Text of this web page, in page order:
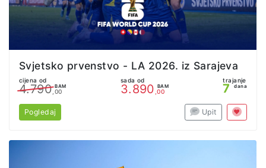
Svjetsko prvenstvo - LA 2026. iz Sarajeva
cijena od
4.790 BAM
,00
sada od
3.890 BAM
,00
trajanje
7 dana
Pogledaj Upit